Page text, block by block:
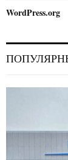
WordPress.org